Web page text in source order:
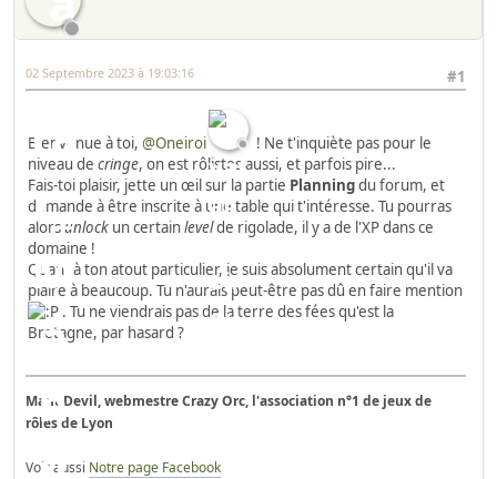
#1
02 Septembre 2023 à 19:03:16
Bienvenue à toi, @Oneiroi
! Ne t'inquiète pas pour le
niveau de cringe, on est rôlistes aussi, et parfois pire...
Fais-toi plaisir, jette un œil sur la partie Planningdu forum, et
demande à être inscrite à une table qui t'intéresse. Tu pourras
alorsunlock un certainlevelde rigolade, il y a de l'XP dans ce
domaine !
Quant à ton atout particulier, je suis absolument certain qu'il va
plaire à beaucoup. Tu n'aurais peut-être pas dû en faire mention
. Tu ne viendrais pas de la terre des fées qu'est la
Bretagne, par hasard ?
ManuDevil, webmestre Crazy Orc, l'association n°1 de jeux de
rôles de Lyon
Voir aussi Notre page Facebook